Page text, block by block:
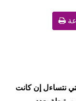
نتساءل إن كانت